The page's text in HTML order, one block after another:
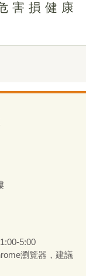
害損健康
5:00
瀏覽器，建議